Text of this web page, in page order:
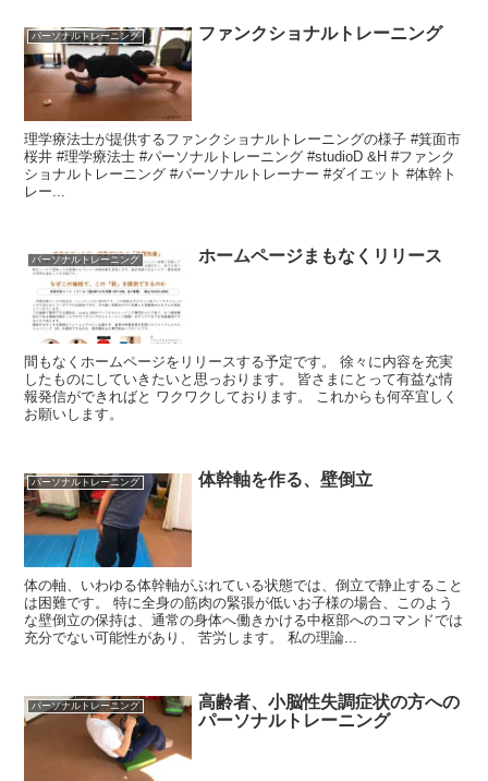
パーソナルトレーニング ファンクショナルトレーニング
理学療法士が提供するファンクショナルトレーニングの様子 #箕面市
桜井 #理学療法士 #パーソナルトレーニング #studioD &H #ファンク
ショナルトレーニング #パーソナルトレーナー #ダイエット #体幹ト
レー...
パーソナルトレーニング ホームページまもなくリリース
間もなくホームページをリリースする予定です。 徐々に内容を充実
したものにしていきたいと思っおります。 皆さまにとって有益な情
報発信ができればと ワクワクしております。 これからも何卒宜しく
お願いします。
パーソナルトレーニング 体幹軸を作る、壁倒立
体の軸、いわゆる体幹軸がぶれている状態では、倒立で静止すること
は困難です。 特に全身の筋肉の緊張が低いお子様の場合、このよう
な壁倒立の保持は、通常の身体へ働きかける中枢部へのコマンドでは
充分でない可能性があり、 苦労します。 私の理論...
パーソナルトレーニング
高齢者、小脳性失調症状の方への
パーソナルトレーニング